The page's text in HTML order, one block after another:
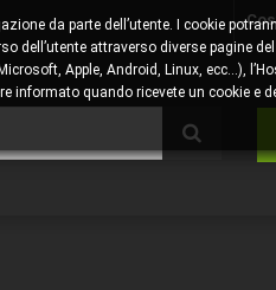
da parte dell’utente. I cookie
dell’utente attraverso diverse pagine del
Apple, Android, Linux, ecc…),
informato quando ricevete un cookie e